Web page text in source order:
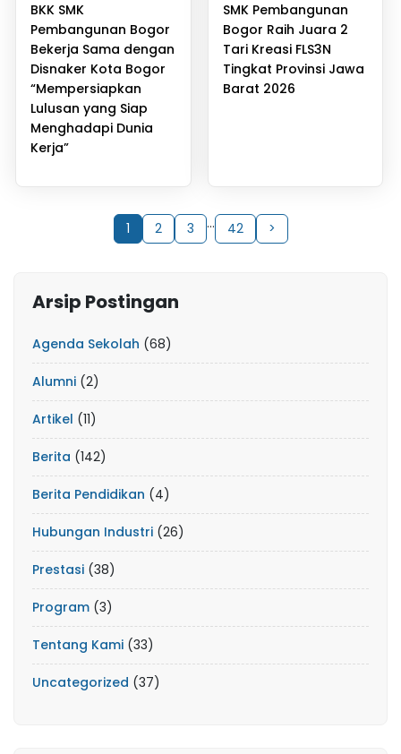
BKK SMK
Pembangunan Bogor
Bekerja Sama dengan
Disnaker Kota Bogor
“Mempersiapkan
Lulusan yang Siap
Menghadapi Dunia
Kerja”
SMK Pembangunan
Bogor Raih Juara 2
Tari Kreasi FLS3N
Tingkat Provinsi Jawa
Barat 2026
1 2 3 … 42 >
Arsip Postingan
Agenda Sekolah (68)
Alumni (2)
Artikel (11)
Berita (142)
Berita Pendidikan (4)
Hubungan Industri (26)
Prestasi (38)
Program (3)
Tentang Kami (33)
Uncategorized (37)